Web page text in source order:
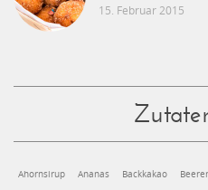
15. Februar 2015
Ahornsirup Ananas Backkakao